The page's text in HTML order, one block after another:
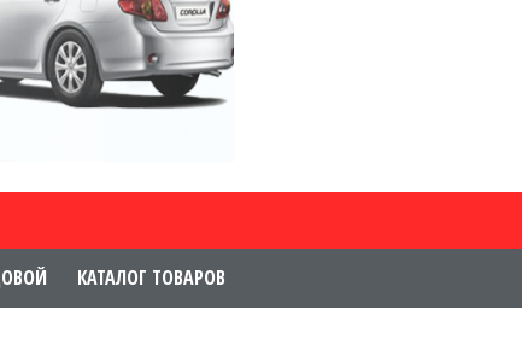
КАТАЛОГ ТОВАРОВ